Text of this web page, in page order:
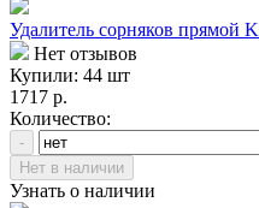
Удалитель сорняков прямой
Нет отзывов
Купили: 44 шт
1717 р.
Количество:
-
Нет в наличии
Узнать о наличии